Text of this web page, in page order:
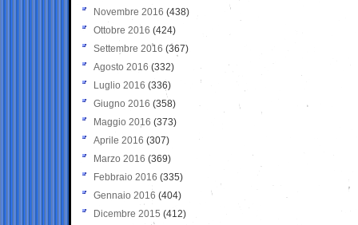
Novembre 2016 (438)
Ottobre 2016 (424)
Settembre 2016 (367)
Agosto 2016 (332)
Luglio 2016 (336)
Giugno 2016 (358)
Maggio 2016 (373)
Aprile 2016 (307)
Marzo 2016 (369)
Febbraio 2016 (335)
Gennaio 2016 (404)
Dicembre 2015 (412)